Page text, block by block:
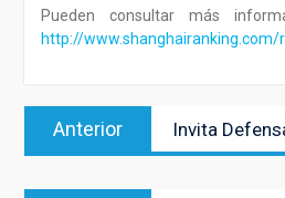
Pueden consultar más
http://
Navegación
Anterior
anterior:
Invita